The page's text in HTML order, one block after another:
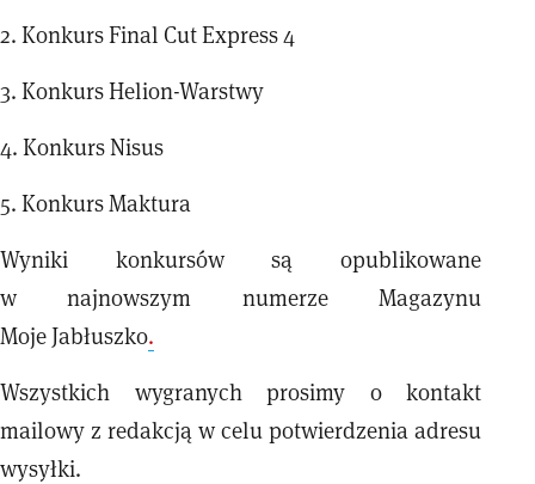
2. Konkurs Final Cut Express 4
3. Konkurs Helion-Warstwy
4. Konkurs Nisus
5. Konkurs Maktura
Wyniki konkursów są opublikowane
w najnowszym numerze Magazynu
Moje Jabłuszko.
Wszystkich wygranych prosimy o kontakt
mailowy z redakcją w celu potwierdzenia adresu
wysyłki.